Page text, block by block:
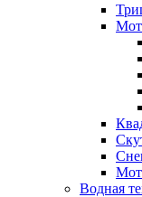
Водная